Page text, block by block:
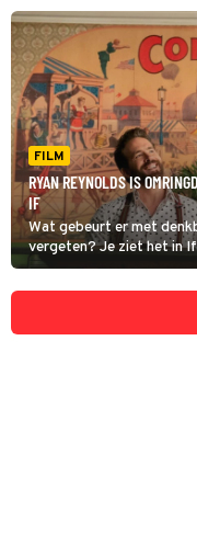
FILM
RYAN REYNOLDS IS
IF
Wat gebeurt er met
vergeten? Je ziet het in